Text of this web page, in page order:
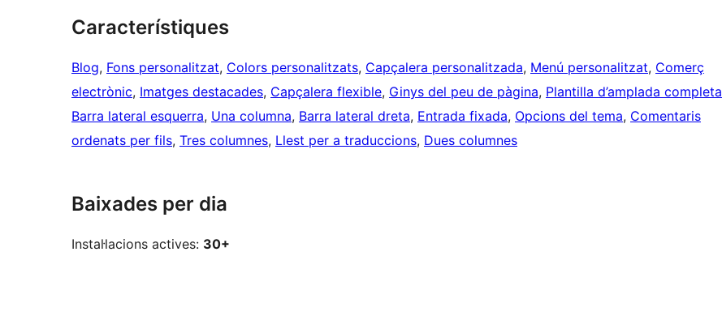
Característiques
Blog, Fons personalitzat, Colors personalitzats, Capçalera personalitzada, Menú personalitzat, Comerç
electrònic, Imatges destacades, Capçalera flexible, Ginys del peu de pàgina, Plantilla d’amplada completa
Barra lateral esquerra, Una columna, Barra lateral dreta, Entrada fixada, Opcions del tema, Comentaris
ordenats per fils, Tres columnes, Llest per a traduccions, Dues columnes
Baixades per dia
Instal·lacions actives: 30+